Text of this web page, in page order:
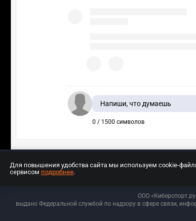
Напиши, что думаешь
0 / 1500 символов
ООО
выдано Федеральной службой по надзору в сфере связи,
Для повышения удобства сайта мы используем cookie-
сервисом подробнее.